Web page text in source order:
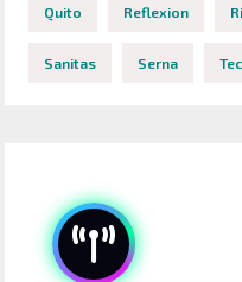
Quito Reflexion
Sanitas Serna